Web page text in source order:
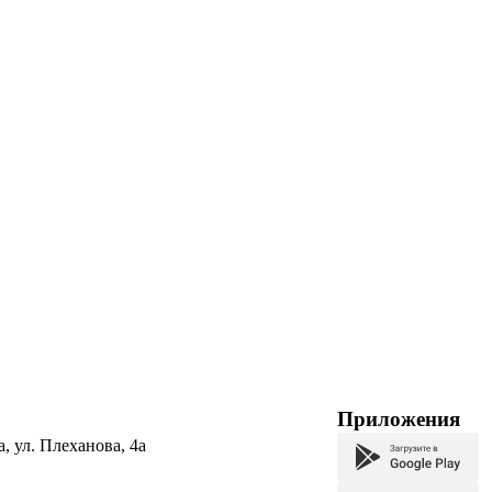
ул. Плеханова, 4а
Приложения